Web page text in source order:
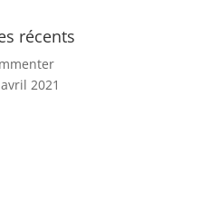
récents
2021